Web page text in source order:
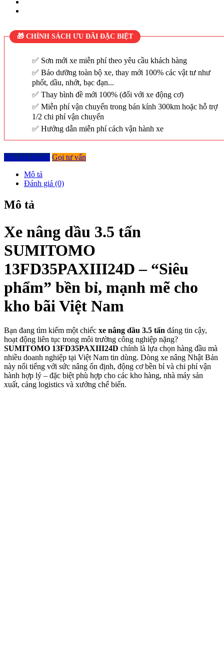
🎁 CHÍNH SÁCH ƯU ĐÃI ĐẶC BIỆT
Sơn mới xe miễn phí theo yêu cầu khách hàng
Bảo dưỡng toàn bộ xe, thay mới 100% các vật tư như
phốt, dầu, nhớt, bạc đạn...
Thay bình đề mới 100% (đối với xe động cơ)
Miễn phí vận chuyển trong bán kính 300km hoặc hỗ trợ
1/2 chi phí vận chuyển
Hướng dẫn miễn phí cách vận hành xe
Báo giá nhanh Gọi tư vấn
Mô tả
Đánh giá (0)
Mô tả
Xe nâng dầu 3.5 tấn
SUMITOMO
13FD35PAXIII24D – “Siêu
phẩm” bền bỉ, mạnh mẽ cho
kho bãi Việt Nam
Bạn đang tìm kiếm một chiếc xe nâng dầu 3.5 tấn đáng tin cậy,
hoạt động liên tục trong môi trường công nghiệp nặng?
SUMITOMO 13FD35PAXIII24D chính là lựa chọn hàng đầu mà
nhiều doanh nghiệp tại Việt Nam tin dùng. Dòng xe nâng Nhật Bản
này nổi tiếng với sức nâng ổn định, động cơ bền bỉ và chi phí vận
hành hợp lý – đặc biệt phù hợp cho các kho hàng, nhà máy sản
xuất, cảng logistics và xưởng chế biến.